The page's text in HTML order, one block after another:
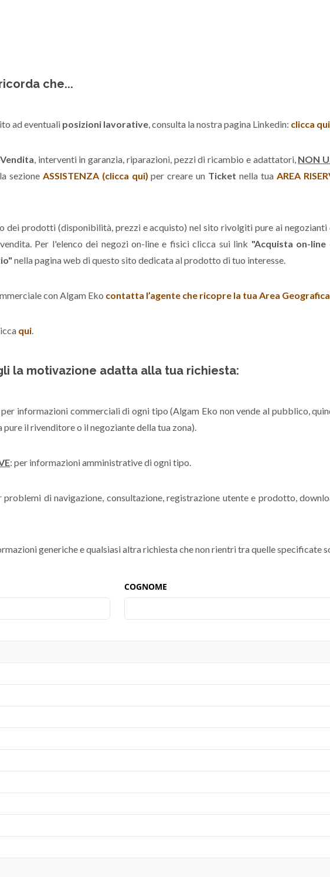
che...
ad eventuali posizioni lavorative, consulta la nostra pagina Linkedin: clicca qui
, interventi in garanzia, riparazioni, pezzi di ricambio e adattatori, NON
sezione ASSISTENZA (clicca qui) per creare un Ticket nella tuaAREA
dei prodotti (disponibilità, prezzi e acquisto) nel sito rivolgiti pure ai negozianti
Per l'elenco dei negozi on-line e fisici clicca sui link "Acquista on-line
nella pagina web di questo sito dedicata al prodotto di tuo interesse.
con Algam Eko contatta l’agente che ricopre la tua Area Geografica
qui.
la motivazione adatta alla tua richiesta:
per informazioni commerciali di ogni tipo (Algam Eko non vende al pubblico,
il rivenditore o il negoziante della tua zona).
: per informazioni amministrative di ogni tipo.
problemi di navigazione, consultazione, registrazione utente e prodotto,
generiche e qualsiasi altra richiesta che non rientri tra quelle specificate
COGNOME